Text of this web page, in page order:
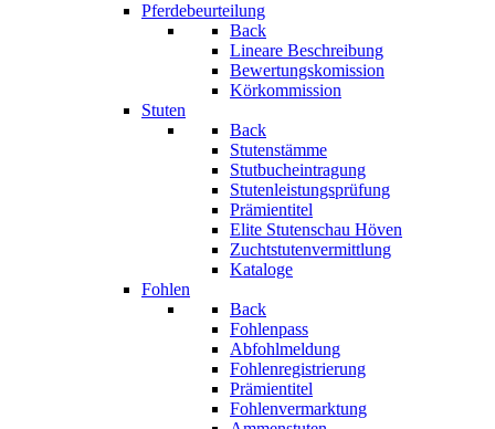
Pferdebeurteilung
Back
Lineare Beschreibung
Bewertungskomission
Körkommission
Stuten
Back
Stutenstämme
Stutbucheintragung
Stutenleistungsprüfung
Prämientitel
Elite Stutenschau Höven
Zuchtstutenvermittlung
Kataloge
Fohlen
Back
Fohlenpass
Abfohlmeldung
Fohlenregistrierung
Prämientitel
Fohlenvermarktung